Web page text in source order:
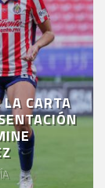
LA CARTA